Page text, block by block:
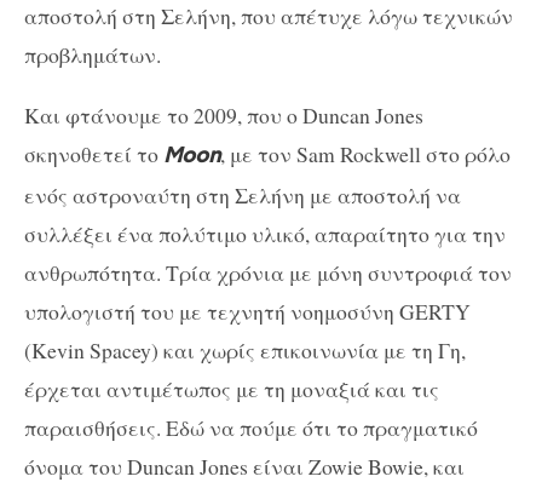
αποστολή στη Σελήνη, που απέτυχε λόγω τεχνικών
προβλημάτων.
Και φτάνουμε το 2009, που ο Duncan Jones
σκηνοθετεί το Moon, με τον Sam Rockwell στο ρόλο
ενός αστροναύτη στη Σελήνη με αποστολή να
συλλέξει ένα πολύτιμο υλικό, απαραίτητο για την
ανθρωπότητα. Τρία χρόνια με μόνη συντροφιά τον
υπολογιστή του με τεχνητή νοημοσύνη GERTY
(Kevin Spacey) και χωρίς επικοινωνία με τη Γη,
έρχεται αντιμέτωπος με τη μοναξιά και τις
παραισθήσεις. Εδώ να πούμε ότι το πραγματικό
όνομα του Duncan Jones είναι Zowie Bowie, και